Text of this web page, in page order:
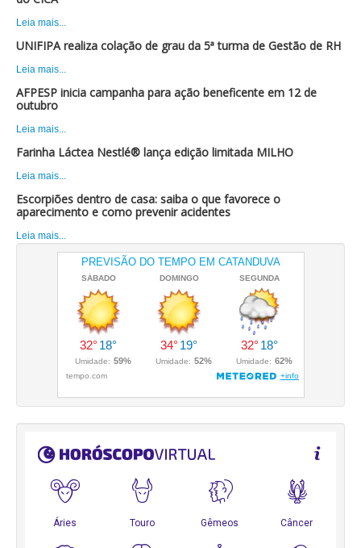
Leia mais...
UNIFIPA realiza colação de grau da 5ª turma de Gestão de RH
Leia mais...
AFPESP inicia campanha para ação beneficente em 12 de
outubro
Leia mais...
Farinha Láctea Nestlé® lança edição limitada MILHO
Leia mais...
Escorpiões dentro de casa: saiba o que favorece o
aparecimento e como prevenir acidentes
Leia mais...